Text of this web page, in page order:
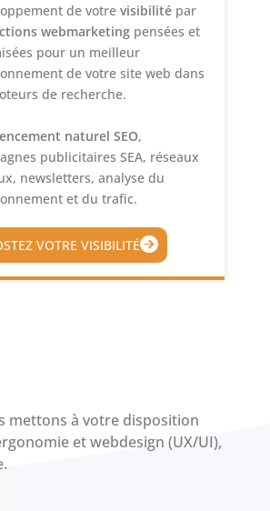
de votre visibilité par
webmarketing pensées et
pour un meilleur
de votre site web dans
de recherche.
naturel SEO,
publicitaires SEA, réseaux
newsletters, analyse du
et du trafic.
VOTRE VISIBILITÉ
mettons à votre disposition
et webdesign (UX/UI),